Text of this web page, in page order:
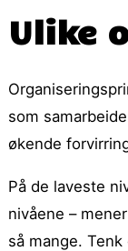
Ulike
som
økende
På de laveste
nivåene –
så mange.